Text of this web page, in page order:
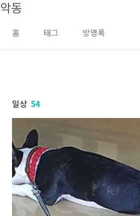
본문 바로가기
악동
홈 태그 방명록
일상 54